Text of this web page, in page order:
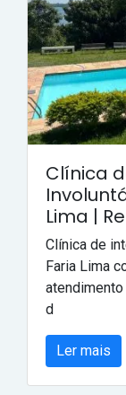
Clínica
Lima |
Clínica de
Faria Lima
d
Ler mais